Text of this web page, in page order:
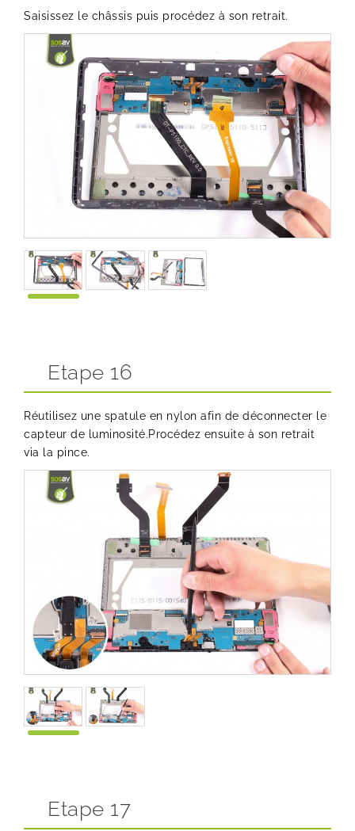
Saisissez le châssis puis procédez à son retrait.
Etape 16
Réutilisez une spatule en nylon afin de déconnecter le
capteur de luminosité.Procédez ensuite à son retrait
via la pince.
Etape 17